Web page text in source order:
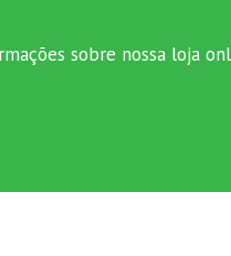
sobre nossa loja